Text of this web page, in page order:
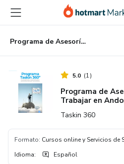
principal
página
de
página
Programa de Asesoría para Vivir y Trabajar en Andorra durante la Temporada + Consultoría 1-1
5.0 (1)
Programa de
Trabajar en
Taskin 360
Formato: Cursos online y Servicios de
Idioma: Español